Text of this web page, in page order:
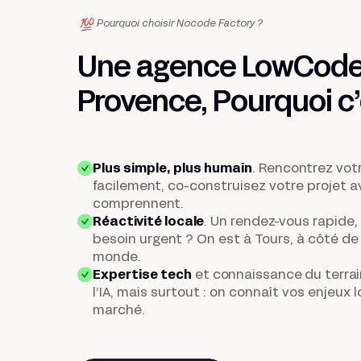
Pourquoi choisir Nocode Factory ?
Une agence
Provence, Pourquoi
Plus simple, plus humain. Rencontrez
facilement, co-construisez votre projet
comprennent.
Réactivité locale. Un rendez-vous
besoin urgent ? On est à Tours, à côté
monde.
Expertise tech et connaissance du
l’IA, mais surtout : on connaît vos
marché.